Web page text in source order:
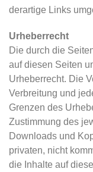
derartige Links
Urheberrecht
Die durch die
auf diesen Seiten
Urheberrecht. Die
Verbreitung und
Grenzen des
Zustimmung des
Downloads und
privaten, nicht
die Inhalte auf